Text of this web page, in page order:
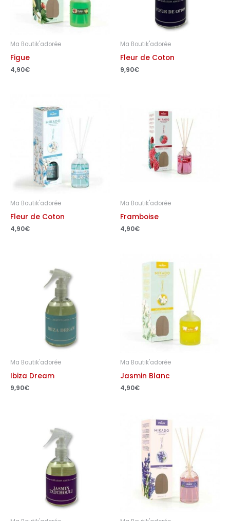
Ma Boutik'adorée
Figue
4,90€
Ma Boutik'adorée
Fleur de Coton
9,90€
Ma Boutik'adorée
Fleur de Coton
4,90€
Ma Boutik'adorée
Framboise
4,90€
Ma Boutik'adorée
Ibiza Dream
9,90€
Ma Boutik'adorée
Jasmin Blanc
4,90€